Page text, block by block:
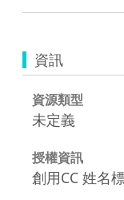
資訊
資源類型
未定義
授權資訊
創用CC 姓名